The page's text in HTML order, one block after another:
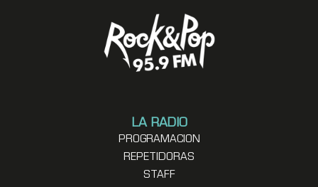
LA RADIO
PROGRAMACION
REPETIDORAS
STAFF